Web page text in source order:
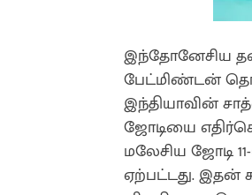
இந்தோனேசிய
பேட்மிண்டன்
இந்தியாவின்
ஜோடியை
மலேசிய ஜோடி
ஏற்பட்டது. இதன்